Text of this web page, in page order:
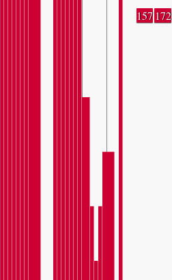
157 172